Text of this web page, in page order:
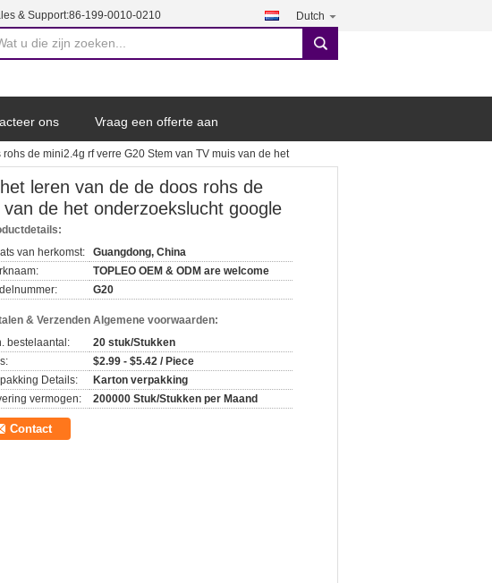
& Support:86-199-0010-0210 Dutch
search
ons Vraag een offerte aan
de mini2.4g rf verre G20 Stem van TV muis van de het
leren van de de doos rohs de
de het onderzoekslucht google
van herkomst:
Guangdong, China
TOPLEO OEM & ODM are welcome
G20
& Verzenden Algemene voorwaarden:
bestelaantal:
20 stuk/Stukken
$2.99 - $5.42 / Piece
Details:
Karton verpakking
vermogen:
200000 Stuk/Stukken per Maand
Contact